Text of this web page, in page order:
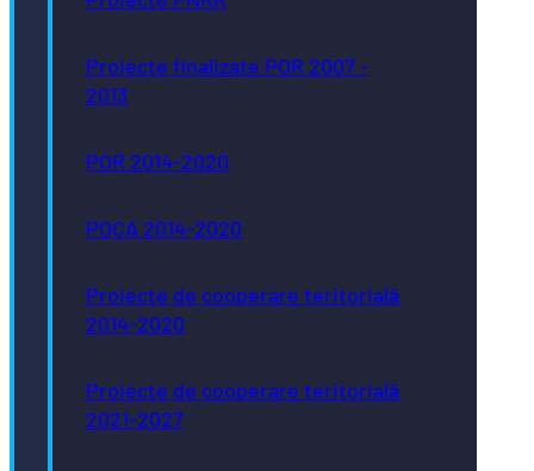
Proiecte finalizate POR 2007 -
2013
POR 2014-2020
POCA 2014-2020
Proiecte de cooperare teritorială
2014-2020
Proiecte de cooperare teritorială
2021-2027